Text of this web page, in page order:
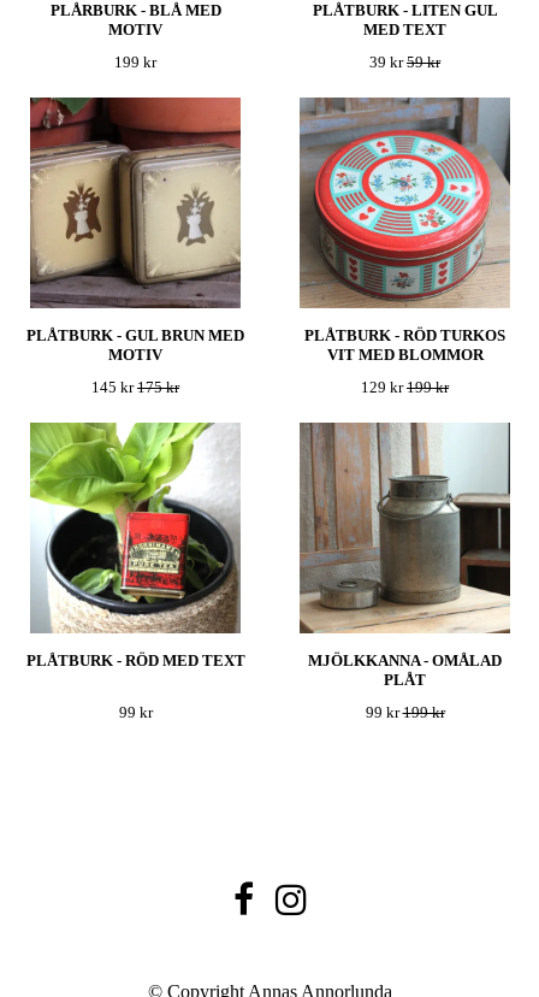
PLÅRBURK - BLÅ MED
MOTIV
199 kr
PLÅTBURK - LITEN GUL
MED TEXT
39 kr59 kr
PLÅTBURK - GUL BRUN MED
MOTIV
145 kr175 kr
PLÅTBURK - RÖD TURKOS
VIT MED BLOMMOR
129 kr199 kr
PLÅTBURK - RÖD MED TEXT
99 kr
MJÖLKKANNA - OMÅLAD
PLÅT
99 kr199 kr
© Copyright Annas Annorlunda